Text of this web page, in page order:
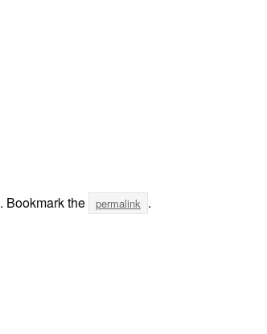
. Bookmark the permalink .